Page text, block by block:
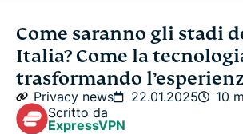
Quali sono le caratteristiche
dispongono gli stadi di ultima
La classifica degli stadi italiani di
redditizi: in testa a tutti c’è l’Inter
Come saranno gli stadi
Italia? Come la
trasformando
Privacy news 22.01.2025
10
Scritto da
ExpressVPN